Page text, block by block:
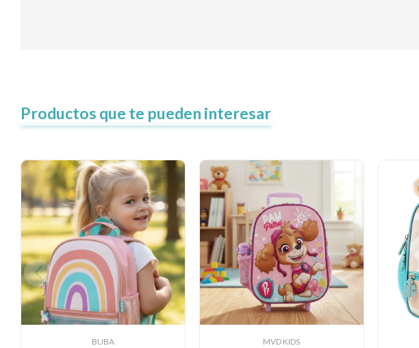
Productos que te pueden interesar
BUBA MVD KIDS